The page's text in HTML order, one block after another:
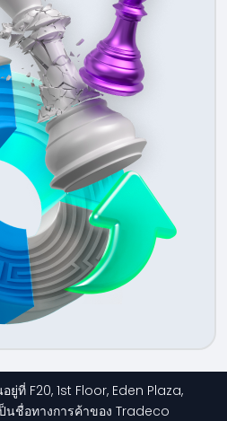
ที่ F20, 1st Floor, Eden Plaza,
นชื่อทางการค้าของ Tradeco